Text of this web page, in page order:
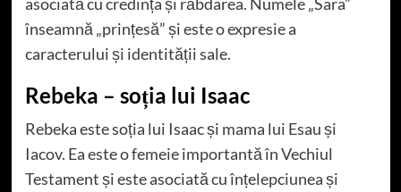
înseamnă „prințesă” și este o expresie a
caracterului și identității sale.
Rebeka – soția lui Isaac
Rebeka este soția lui Isaac și mama lui Esau și
Iacov. Ea este o femeie importantă în Vechiul
Testament și este asociată cu înțelepciunea și